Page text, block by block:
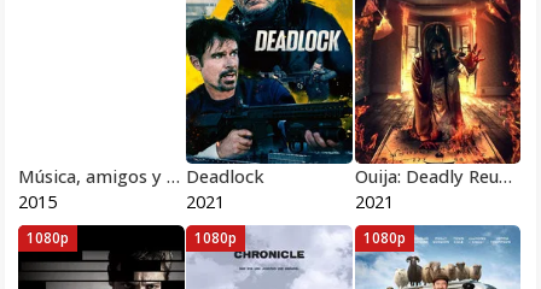
Música, amigos y fiesta Pelicula Completa HD 1080 [MEGA] [LATINO]
2015
Deadlock
2021
Ouija: Deadly Reunion
2021
1080p 1080p 1080p